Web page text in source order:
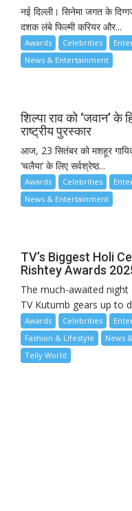
नई दिल्ली। सिनेमा जगत के
दशक लंबे फिल्मी करियर और...
Awards Celebrities
News & Entertainment
शिल्पा राव को ‘जवान’ के
राष्ट्रीय पुरस्कार
आज, 23 सितंबर को मशहूर
‘चलैया’ के लिए सर्वश्रेष्ठ...
Awards Celebrities
News & Entertainment
TV’s Biggest Holi
Rishtey Awards
The much-awaited
TV Kutumb gears up to
Awards Celebrities
Fashion & Lifestyle
News
Telly World